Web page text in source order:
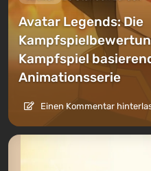
Avatar Legends: Die
Kampfspiel
Animationsserie
Einen Kommentar